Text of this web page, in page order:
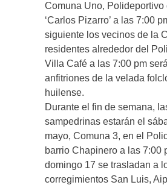
Comuna Uno, Polideportivo
‘Carlos Pizarro’ a las 7:00
siguiente los vecinos de la
residentes alrededor del
Villa Café a las 7:00 pm
anfitriones de la velada
huilense.
Durante el fin de semana,
sampedrinas estarán el
mayo, Comuna 3, en el
barrio Chapinero a las 7:00
domingo 17 se trasladan a
corregimientos San Luis,